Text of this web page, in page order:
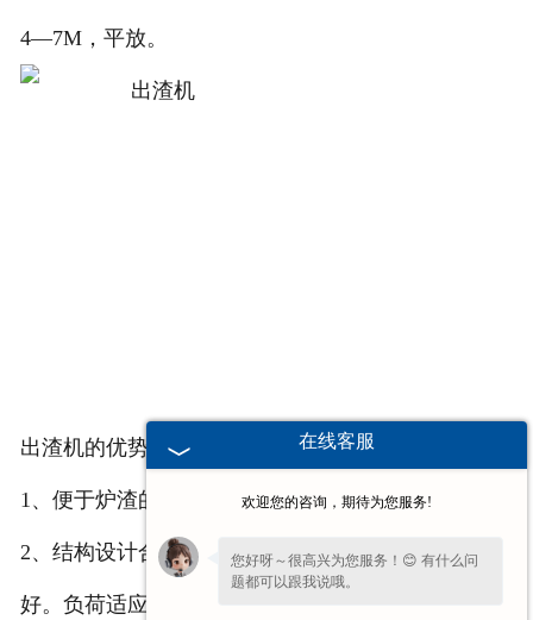
4—7M，平放。
出渣机的优势：
1、便于炉渣的综合利用。
2、结构设计合理，运行可靠，操作安全，密封性
好。负荷适应性强，便于远程控制。
在线客服
欢迎您的咨询，期待为您服务!
您好呀～很高兴为您服务！😊 有什么问
题都可以跟我说哦。